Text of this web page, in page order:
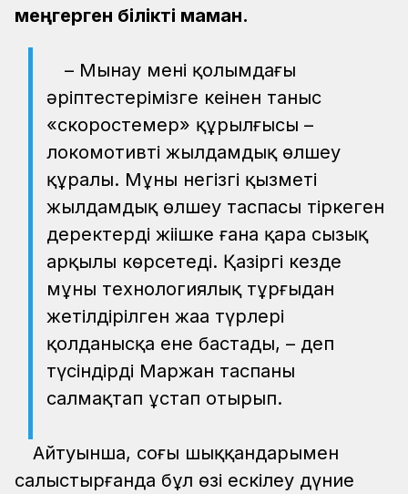
меңгерген білікті маман.
– Мынау менің қолымдағы
әріптестерімізге кеңінен таныс
«скоростемер» құрылғысы –
локомотивтің жылдамдық өлшеу
құралы. Мұның негізгі қызметі
жылдамдық өлшеу таспасы тіркеген
деректерді жіңішке ғана қара сызық
арқылы көрсетеді. Қазіргі кезде
мұның технологиялық тұрғыдан
жетілдірілген жаңа түрлері
қолданысқа ене бастады, – деп
түсіндірді Маржан таспаны
салмақтап ұстап отырып.
Айтуынша, соңғы шыққандарымен
салыстырғанда бұл өзі ескілеу дүние